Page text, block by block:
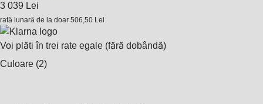
3 039 Lei
rată lunară de la doar 506,50 Lei
Voi plăti în trei rate egale (fără dobândă)
Culoare (2)